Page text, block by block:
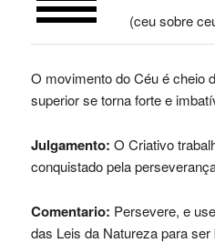
(ceu sobre
O movimento do Céu é cheio
superior se torna forte e
Julgamento: O Criativo
conquistado pela
Comentario: Persevere, e
das Leis da Natureza para